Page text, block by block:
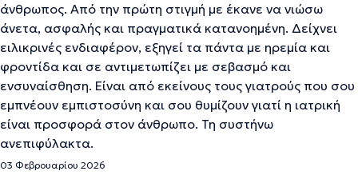
άνθρωπος. Από την πρώτη στιγμή με έκανε να νιώσω
άνετα, ασφαλής και πραγματικά κατανοημένη. Δείχνει
ειλικρινές ενδιαφέρον, εξηγεί τα πάντα με ηρεμία και
φροντίδα και σε αντιμετωπίζει με σεβασμό και
ενσυναίσθηση. Είναι από εκείνους τους γιατρούς που σου
εμπνέουν εμπιστοσύνη και σου θυμίζουν γιατί η ιατρική
είναι προσφορά στον άνθρωπο. Τη συστήνω
ανεπιφύλακτα.
03 Φεβρουαρίου 2026